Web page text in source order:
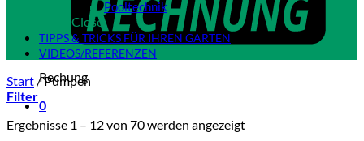
Rechung
0
Pooltechnik
Close
TIPPS & TRICKS FÜR IHREN GARTEN
VIDEOS/REFERENZEN
Start /Pumpen
Filter
Ergebnisse 1 – 12 von 70 werden angezeigt